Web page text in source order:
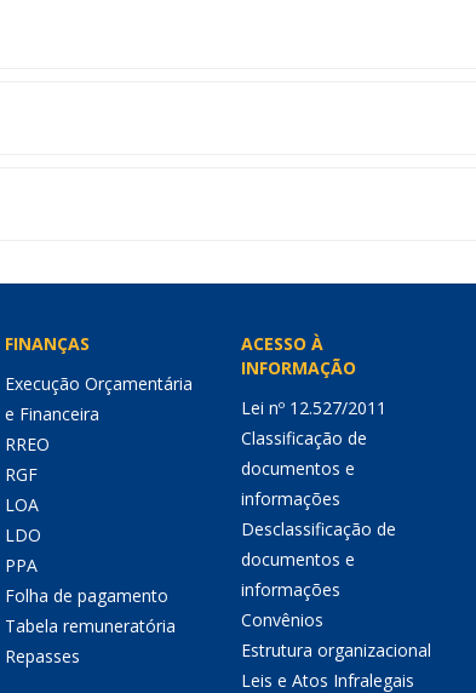
FINANÇAS
Execução Orçamentária
e Financeira
RREO
RGF
LOA
LDO
PPA
Folha de pagamento
Tabela remuneratória
Repasses
ACESSO À
INFORMAÇÃO
Lei nº 12.527/2011
Classificação de
documentos e
informações
Desclassificação de
documentos e
informações
Convênios
Estrutura organizacional
Leis e Atos Infralegais